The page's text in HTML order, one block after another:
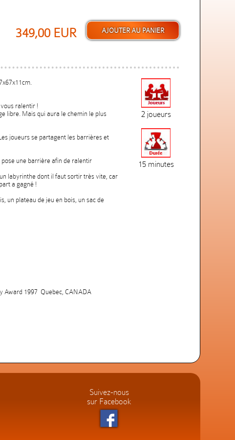
349,00 EUR
ralentir !
libre. Mais qui aura le chemin le plus
joueurs se partagent les barrières et
pose une barrière afin de ralentir
labyrinthe dont il faut sortir très vite, car
a gagné !
un plateau de jeu en bois, un sac de
1997  Quebec, CANADA
2 joueurs
15 minutes
Suivez-nous
sur Facebook